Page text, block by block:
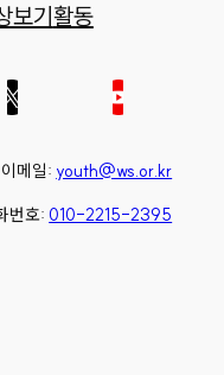
보기활동
이메일: youth@ws.or.kr
번호: 010-2215-2395